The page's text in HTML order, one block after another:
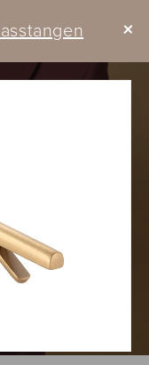
Winkelwagen +